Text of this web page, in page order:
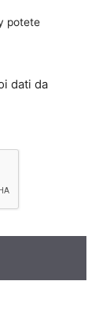
potete
dati da